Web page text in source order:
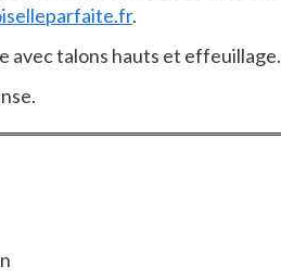
.
avec talons hauts et effeuillage.